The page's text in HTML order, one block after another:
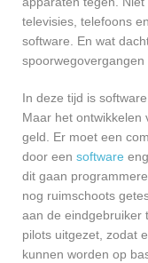
televisies, telefoons
software. En wat
In deze tijd is
Maar het ontwikkelen
geld. Er moet een
door een software
dit gaan
nog ruimschoots
aan de eindgebruiker
pilots uitgezet, zodat
kunnen worden op